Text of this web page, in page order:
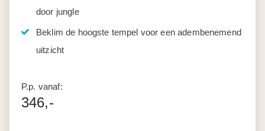
door jungle
Beklim de hoogste tempel voor een adembenemend
uitzicht
P.p. vanaf:
346,-